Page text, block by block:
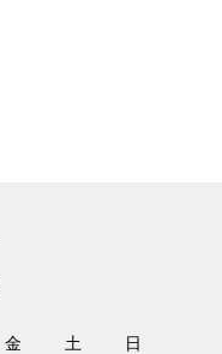
金 土 日